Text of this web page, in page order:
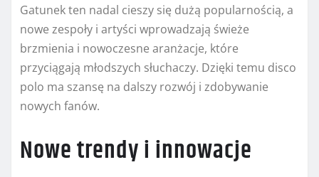
Gatunek ten nadal cieszy się dużą popularnością, a
nowe zespoły i artyści wprowadzają świeże
brzmienia i nowoczesne aranżacje, które
przyciągają młodszych słuchaczy. Dzięki temu disco
polo ma szansę na dalszy rozwój i zdobywanie
nowych fanów.
Nowe trendy i innowacje